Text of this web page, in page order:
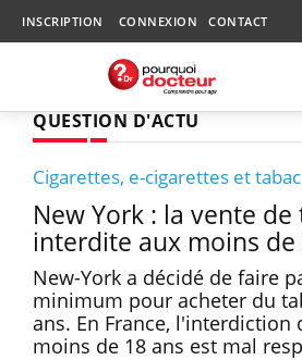
INSCRIPTION CONNEXION CONTACT
QUESTION D'ACTU
Cigarettes, e-cigarettes et
New York : la vente de
interdite aux moins de
New-York a décidé de faire
minimum pour acheter du
ans. En France, l'interdiction
moins de 18 ans est mal